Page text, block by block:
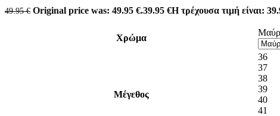
Gian Marco Venturi
49.95€ Original price was: 49.95 €.39.95 €Η τρέχουσα τιμή είναι:
Χρώμα
Μέγεθος
36
37
38
39
40
41